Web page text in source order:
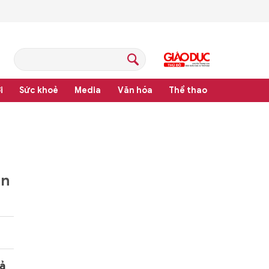
Sức khoẻ Media Văn hóa Thể thao